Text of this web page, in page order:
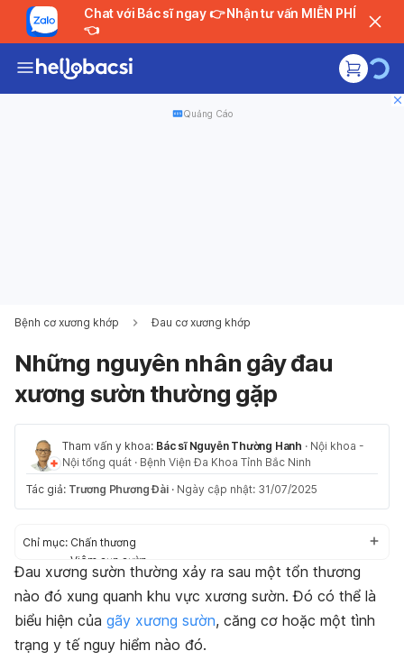
Chat với Bác sĩ ngay 👉 Nhận tư vấn MIỄN PHÍ
👈
Quảng Cáo
Bệnh cơ xương khớp Đau cơ xương khớp
Những nguyên nhân gây đau
xương sườn thường gặp
Tham vấn y khoa: Bác sĩ Nguyễn Thường Hanh · Nội khoa -
Nội tổng quát · Bệnh Viện Đa Khoa Tỉnh Bắc Ninh
Tác giả: Trương Phương Đài · Ngày cập nhật: 31/07/2025
Chỉ mục: Chấn thương
Viêm sụn sườn
Hội chứng trượt xương sườn
Viêm màng phổi
Ung thư phổi
Thuyên tắc phổi
Đau xương sườn thường xảy ra sau một tổn thương
nào đó xung quanh khu vực xương sườn. Đó có thể là
biểu hiện của gãy xương sườn, căng cơ hoặc một tình
trạng y tế nguy hiểm nào đó.